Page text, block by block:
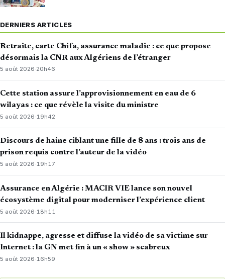
DERNIERS ARTICLES
Retraite, carte Chifa, assurance maladie : ce que propose
désormais la CNR aux Algériens de l’étranger
5 août 2026·20h46
Cette station assure l’approvisionnement en eau de 6
wilayas : ce que révèle la visite du ministre
5 août 2026·19h42
Discours de haine ciblant une fille de 8 ans : trois ans de
prison requis contre l’auteur de la vidéo
5 août 2026·19h17
Assurance en Algérie : MACIR VIE lance son nouvel
écosystème digital pour moderniser l’expérience client
5 août 2026· 18h11
Il kidnappe, agresse et diffuse la vidéo de sa victime sur
Internet : la GN met fin à un « show » scabreux
5 août 2026·16h59